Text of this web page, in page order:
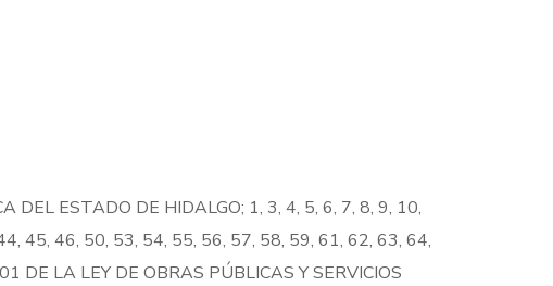
DEL ESTADO DE HIDALGO; 1, 3, 4, 5, 6, 7, 8, 9, 10,
45, 46, 50, 53, 54, 55, 56, 57, 58, 59, 61, 62, 63, 64,
LA LEY DE OBRAS PÚBLICAS Y SERVICIOS